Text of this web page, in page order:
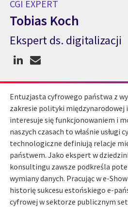
CGI EXPERT
Tobias Koch
CGI Expert Tobias Koch
Ekspert ds. digitalizacji
Entuzjasta cyfrowego państwa z
zakresie polityki międzynarodowej
interesuje się funkcjonowaniem i
naszych czasach to właśnie usługi
technologiczne definiują relacje
państwem. Jako ekspert w
konsultingu zawsze podkreśla
wymiany danych. Pracując w e-
historię sukcesu estońskiego e-
cyfrowej w sektorze publicznym